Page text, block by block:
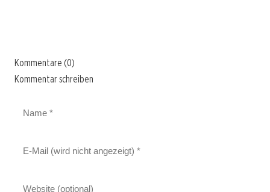
Kommentare (0)
Kommentar schreiben